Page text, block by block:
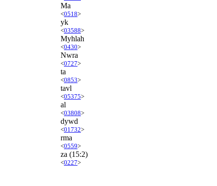
Ma
<0518>
yk
<03588>
Myhlah
<0430>
Nwra
<0727>
ta
<0853>
tavl
<05375>
al
<03808>
dywd
<01732>
rma
<0559>
za (15:2)
<0227>